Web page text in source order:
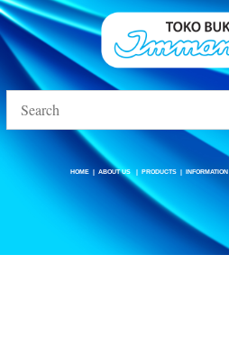
ABOUT US
HOME |ABOUT US |PRODUCTS |INFORMATION